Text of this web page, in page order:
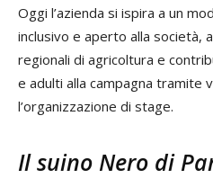
Oggi l’azienda si ispira a un
inclusivo e aperto alla società,
regionali di agricoltura e
e adulti alla campagna tramite
l’organizzazione di stage.
Il suino Nero di